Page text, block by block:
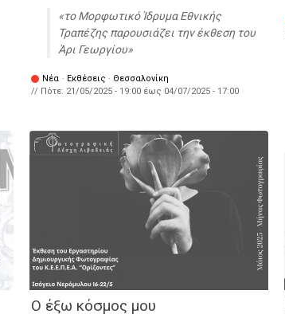
το Μορφωτικό Ίδρυμα Εθνικής
Τραπέζης παρουσιάζει την έκθεση του
Άρι Γεωργίου
Νέα · Εκθέσεις · Θεσσαλονίκη
// Πότε: 21/05/2025 - 19:00 έως 04/07/2025 - 17:00
Ο έξω κόσμος μου